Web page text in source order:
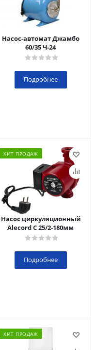
Насос-автомат Джамбо
60/35 Ч-24
Подробнее
ХИТ ПРОДАЖ
Насос циркуляционный
Alecord C 25/2-180мм
Подробнее
ХИТ ПРОДАЖ